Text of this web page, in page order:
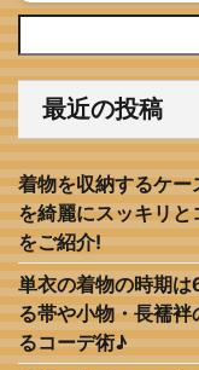
最近の投稿
着物を収納するケ
を綺麗にスッキリ
をご紹介!
単衣の着物の時期
る帯や小物・長襦
るコーデ術♪